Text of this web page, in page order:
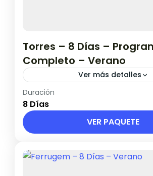
Torres – 8 Días –
Completo – Verano
Ver más detalles
Salidas desde 2 de enero
febrero.
Duración
8 Días
VER PAQUETE